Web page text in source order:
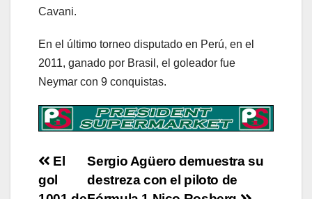
Cavani.
En el último torneo disputado en Perú, en el
2011, ganado por Brasil, el goleador fue
Neymar con 9 conquistas.
Post
Sergio Agüero demuestra su
destreza con el piloto de
El
gol